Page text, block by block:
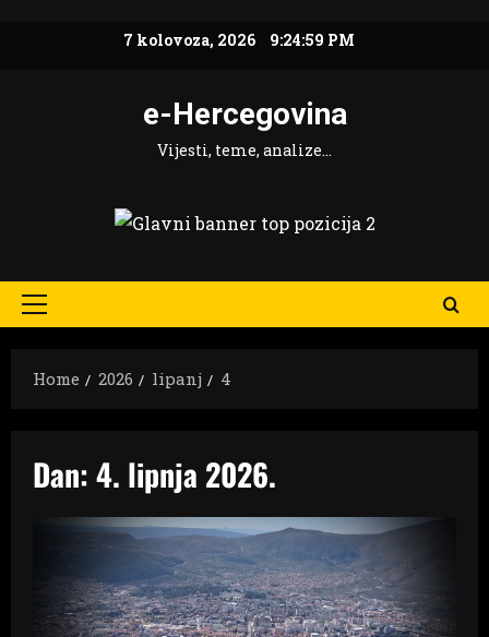
7 kolovoza, 2026 9:24:59 PM
e-Hercegovina
Vijesti, teme, analize…
Primary
Home
2026 lipanj 4
Dan:4. lipnja 2026.